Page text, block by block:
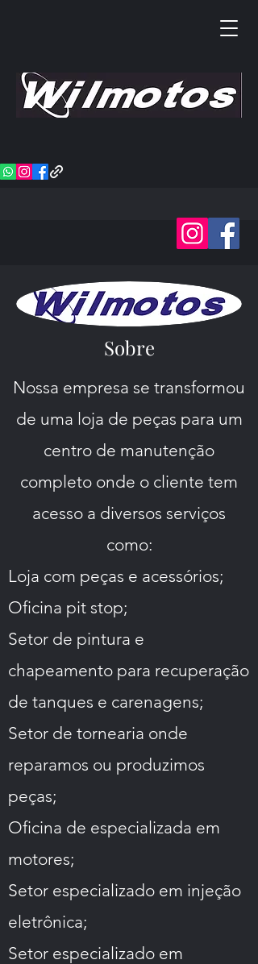
Sobre
Nossa empresa se transformou
de uma loja de peças para um
centro de manutenção
completo onde o cliente tem
acesso a diversos serviços
como:
Loja com peças e acessórios;
Oficina pit stop;
Setor de pintura e
chapeamento para recuperação
de tanques e carenagens;
Setor de tornearia onde
reparamos ou produzimos
peças;
Oficina de especializada em
motores;
Setor especializado em injeção
eletrônica;
Setor especializado em